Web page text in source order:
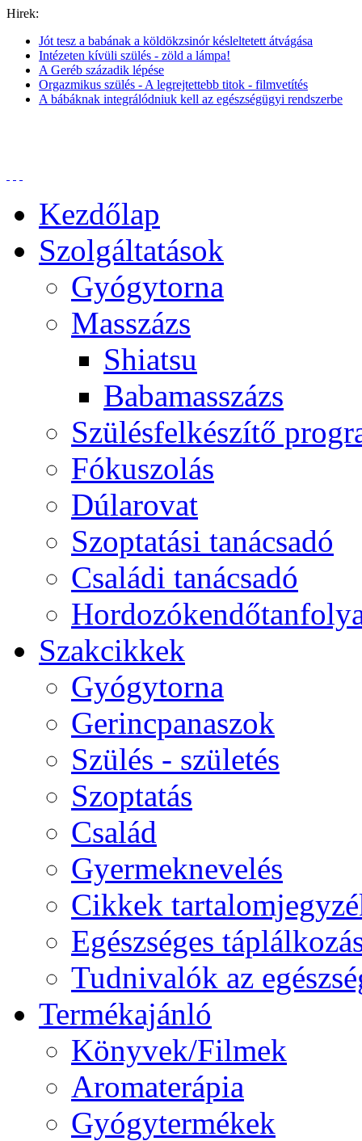
Hirek:
Jót tesz a babának a köldökzsinór késleltetett átvágása
Intézeten kívüli szülés - zöld a lámpa!
A Geréb századik lépése
Orgazmikus szülés - A legrejtettebb titok - filmvetítés
A bábáknak integrálódniuk kell az egészségügyi rendszerbe
Kezdőlap
Szolgáltatások
Gyógytorna
Masszázs
Shiatsu
Babamasszázs
Szülésfelkészítő
Fókuszolás
Dúlarovat
Szoptatási tanácsadó
Családi tanácsadó
Szakcikkek
Gyógytorna
Gerincpanaszok
Szülés - születés
Szoptatás
Család
Gyermeknevelés
Cikkek
Egészséges
Tudnivalók az
Termékajánló
Könyvek/Filmek
Aromaterápia
Gyógytermékek